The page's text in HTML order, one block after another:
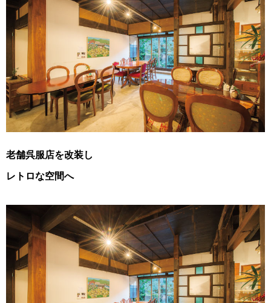
老舗呉服店を改装し
レトロな空間へ